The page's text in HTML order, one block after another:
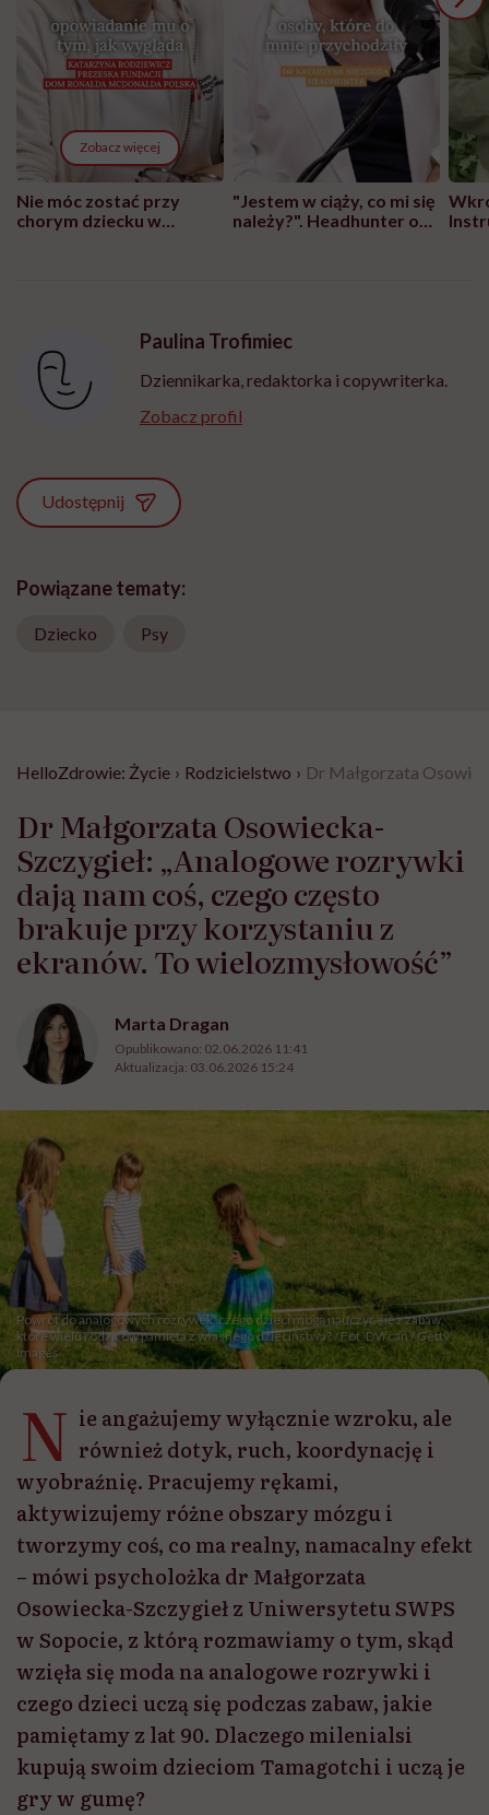
Zobacz więcej
Nie móc zostać przy
chorym dziecku w
"Jestem w ciąży, co mi się
należy?". Headhunter o
Paulina Trofimiec
Dziennikarka, redaktorka i copywriterka.
Zobacz profil
Udostępnij
Powiązane tematy:
Dziecko Psy
HelloZdrowie: Życie › Rodzicielstwo › Dr Małgorzata
Dr Małgorzata Osowiecka-
Szczygieł: „Analogowe rozrywki
dają nam coś, czego często
brakuje przy korzystaniu z
ekranów. To wielozmysłowość”
Marta Dragan
Opublikowano: 02.06.2026 11:41
Aktualizacja: 03.06.2026 15:24
Powrót do analogowych rozrywek: czego dzieci mogą nauczyć się z zabaw,
które wielu rodziców pamięta z własnego dzieciństwa? / Fot. DVrcan / Getty
Images
N ie angażujemy wyłącznie wzroku, ale
również dotyk, ruch, koordynację i
wyobraźnię. Pracujemy rękami,
aktywizujemy różne obszary mózgu i
tworzymy coś, co ma realny, namacalny efekt
– mówi psycholożka dr Małgorzata
Osowiecka-Szczygieł z Uniwersytetu SWPS
w Sopocie, z którą rozmawiamy o tym, skąd
wzięła się moda na analogowe rozrywki i
czego dzieci uczą się podczas zabaw, jakie
pamiętamy z lat 90. Dlaczego milenialsi
kupują swoim dzieciom Tamagotchi i uczą je
gry w gumę?